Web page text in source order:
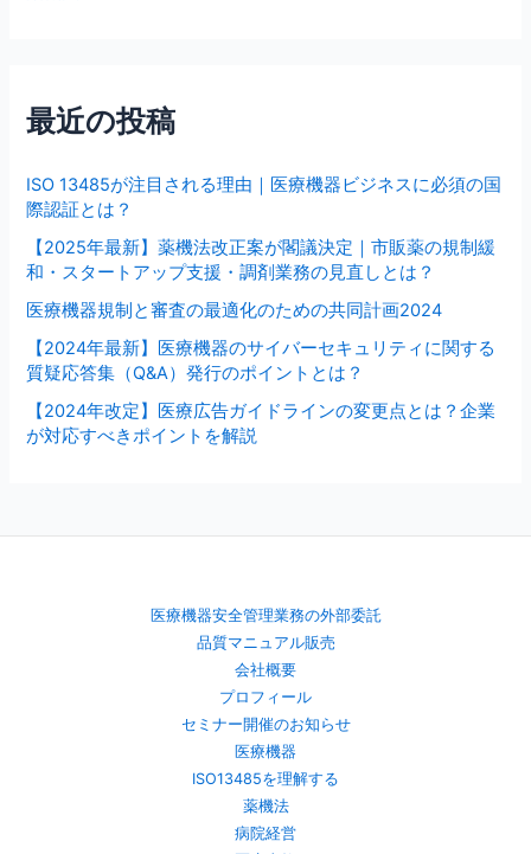
最近の投稿
ISO 13485が注目される理由｜医療機器ビジネスに必須の国
際認証とは？
【2025年最新】薬機法改正案が閣議決定｜市販薬の規制緩
和・スタートアップ支援・調剤業務の見直しとは？
医療機器規制と審査の最適化のための共同計画2024
【2024年最新】医療機器のサイバーセキュリティに関する
質疑応答集（Q&A）発行のポイントとは？
【2024年改定】医療広告ガイドラインの変更点とは？企業
が対応すべきポイントを解説
医療機器安全管理業務の外部委託
品質マニュアル販売
会社概要
プロフィール
セミナー開催のお知らせ
医療機器
ISO13485を理解する
薬機法
病院経営